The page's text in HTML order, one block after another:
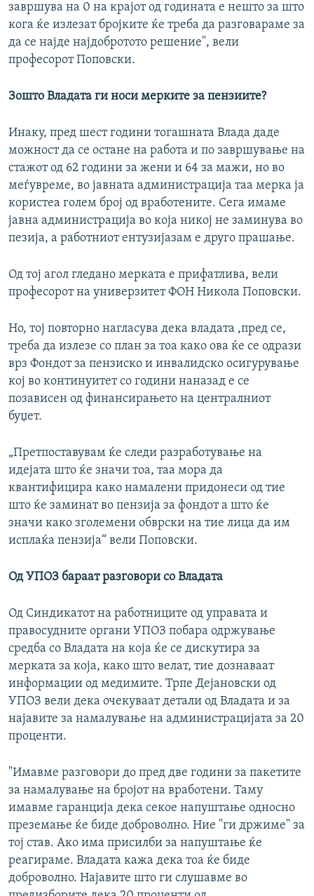
завршува на 0 на крајот од годината е нешто за што
кога ќе излезат бројките ќе треба да разговараме за
да се најде најдобротото решение", вели
професорот Поповски.
Зошто Владата ги носи мерките за пензиите?
Инаку, пред шест години тогашната Влада даде
можност да се остане на работа и по завршување на
стажот од 62 години за жени и 64 за мажи, но во
меѓувреме, во јавната администрација таа мерка ја
користеа голем број од вработените. Сега имаме
јавна администрација во која никој не заминува во
пезија, а работниот ентузијазам е друго прашање.
Од тој агол гледано мерката е прифатлива, вели
професорот на универзитет ФОН Никола Поповски.
Но, тој повторно нагласува дека владата ,пред се,
треба да излезе со план за тоа како ова ќе се одрази
врз Фондот за пензиско и инвалидско осигурување
кој во континуитет со години наназад е се
позависен од финансирањето на централниот
буџет.
„Претпоставувам ќе следи разработување на
идејата што ќе значи тоа, таа мора да
квантифицира како намалени придонеси од тие
што ќе заминат во пензија за фондот а што ќе
значи како зголемени обврски на тие лица да им
исплаќа пензија“ вели Поповски.
Од УПОЗ бараат разговори со Владата
Од Синдикатот на работниците од управата и
правосудните органи УПОЗ побара одржување
средба со Владата на која ќе се дискутира за
мерката за која, како што велат, тие дознаваат
информации од медимите. Трпе Дејановски од
УПОЗ вели дека очекуваат детали од Владата и за
најавите за намалување на администрацијата за 20
проценти.
"Имавме разговори до пред две години за пакетите
за намалување на бројот на вработени. Таму
имавме гаранција дека секое напуштање односно
преземање ќе биде доброволно. Ние "ги држиме" за
тој став. Ако има присилби за напуштање ќе
реагираме. Владата кажа дека тоа ќе биде
доброволно. Најавите што ги слушавме во